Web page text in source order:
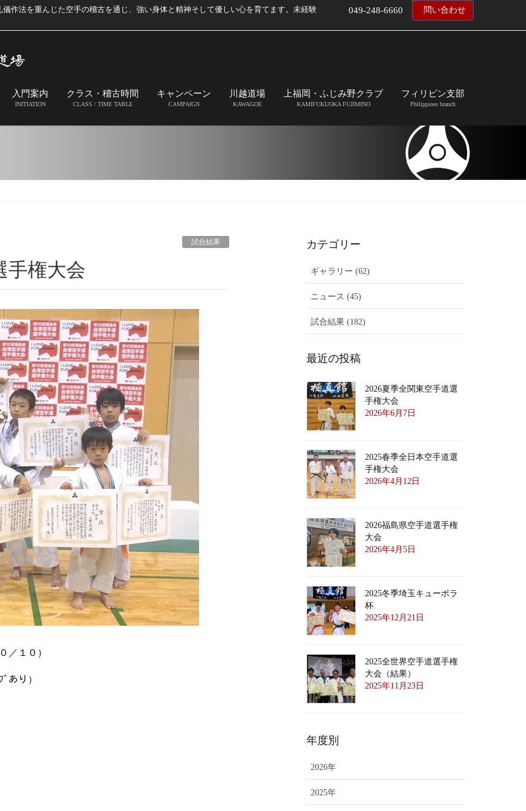
作法を重んじた空手の稽古を通じ、強い身体と精神そして優しい心を育てます。未経験
049-248-6660 問い合わせ
入門案内
INITIATION
クラス・稽古時間
CLASS / TIME TABLE
キャンペーン
CAMPAIGN
川越道場
KAWAGOE
上福岡・ふじみ野クラブ
KAMIFUKUOKA FUJIMINO
フィリピン支部
Philippines branch
試合結果
手権大会
／１０）
り）
カテゴリー
ギャラリー (62)
ニュース (45)
試合結果 (182)
最近の投稿
2026夏季全関東空手道選
手権大会
2026年6月7日
2025春季全日本空手道選
手権大会
2026年4月12日
2026福島県空手道選手権
大会
2026年4月5日
2025冬季埼玉キューポラ
杯
2025年12月21日
2025全世界空手道選手権
大会（結果）
2025年11月23日
年度別
2026年
2025年